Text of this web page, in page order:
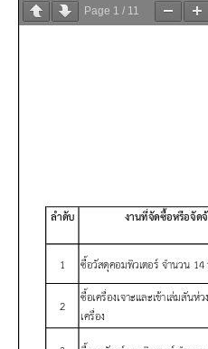
Page 1 / 11